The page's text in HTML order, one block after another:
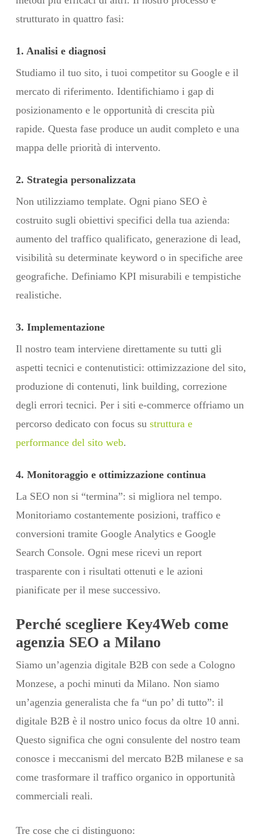
strutturato in quattro fasi:
1. Analisi e diagnosi
Studiamo il tuo sito, i tuoi competitor su Google e il
mercato di riferimento. Identifichiamo i gap di
posizionamento e le opportunità di crescita più
rapide. Questa fase produce un audit completo e una
mappa delle priorità di intervento.
2. Strategia personalizzata
Non utilizziamo template. Ogni piano SEO è
costruito sugli obiettivi specifici della tua azienda:
aumento del traffico qualificato, generazione di lead,
visibilità su determinate keyword o in specifiche aree
geografiche. Definiamo KPI misurabili e tempistiche
realistiche.
3. Implementazione
Il nostro team interviene direttamente su tutti gli
aspetti tecnici e contenutistici: ottimizzazione del sito,
produzione di contenuti, link building, correzione
degli errori tecnici. Per i siti e-commerce offriamo un
percorso dedicato con focus su struttura e
performance del sito web.
4. Monitoraggio e ottimizzazione continua
La SEO non si “termina”: si migliora nel tempo.
Monitoriamo costantemente posizioni, traffico e
conversioni tramite Google Analytics e Google
Search Console. Ogni mese ricevi un report
trasparente con i risultati ottenuti e le azioni
pianificate per il mese successivo.
Perché scegliere Key4Web come
agenzia SEO a Milano
Siamo un’agenzia digitale B2B con sede a Cologno
Monzese, a pochi minuti da Milano. Non siamo
un’agenzia generalista che fa “un po’ di tutto”: il
digitale B2B è il nostro unico focus da oltre 10 anni.
Questo significa che ogni consulente del nostro team
conosce i meccanismi del mercato B2B milanese e sa
come trasformare il traffico organico in opportunità
commerciali reali.
Tre cose che ci distinguono: